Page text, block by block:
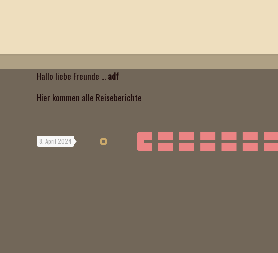
Hallo liebe Freunde ... adf
Hier kommen alle Reiseberichte
8. April 2024